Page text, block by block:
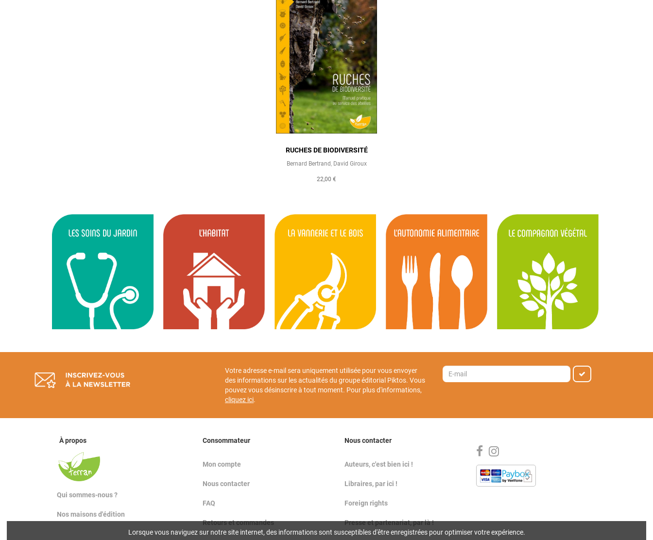
Lorsque vous naviguez sur notre site internet, des informations sont susceptibles d'être enregistrées pour optimiser votre expérience.
RUCHES DE BIODIVERSITÉ
Bernard Bertrand , David Giroux
22,00 €
Votre adresse e-mail sera uniquement utilisée pour vous envoyer
des informations sur les actualités du groupe éditorial Piktos. Vous
pouvez vous désinscrire à tout moment. Pour plus d'informations,
cliquez ici.
À propos
Qui sommes-nous ?
Nos maisons d'édition
Consommateur
Mon compte
Nous contacter
FAQ
Retours et commandes
Nous contacter
Auteurs, c'est bien ici !
Libraires, par ici !
Foreign rights
Presse et partenariat, par là !